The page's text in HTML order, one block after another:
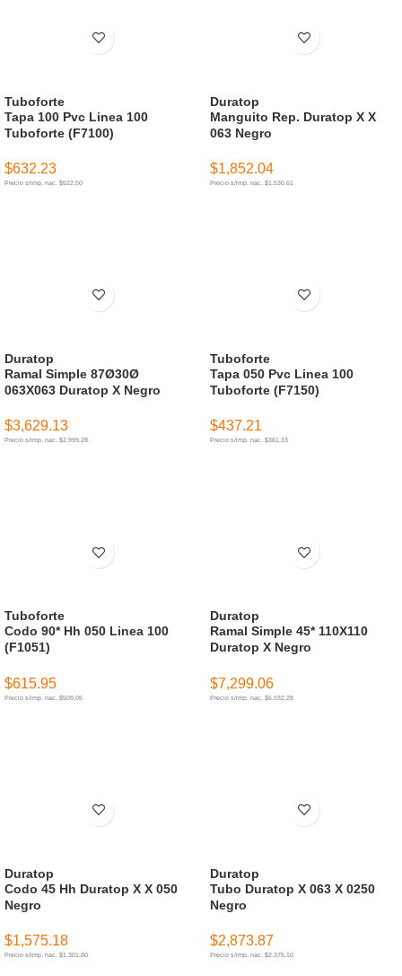
Tapa 100 Pvc Linea 100
Tuboforte (F7100)
Tuboforte
$632.23
Precio s/imp. nac. $522,50
Manguito Rep. Duratop X X
063 Negro
Duratop
$1,852.04
Precio s/imp. nac. $1.530,61
Ramal Simple 87Ø30Ø
063X063 Duratop X Negro
Duratop
$3,629.13
Precio s/imp. nac. $2.999,28
Tapa 050 Pvc Linea 100
Tuboforte (F7150)
Tuboforte
$437.21
Precio s/imp. nac. $361,33
Codo 90* Hh 050 Linea 100
(F1051)
Tuboforte
$615.95
Precio s/imp. nac. $509,05
Ramal Simple 45* 110X110
Duratop X Negro
Duratop
$7,299.06
Precio s/imp. nac. $6.032,28
Codo 45 Hh Duratop X X 050
Negro
Duratop
$1,575.18
Precio s/imp. nac. $1.301,80
Tubo Duratop X 063 X 0250
Negro
Duratop
$2,873.87
Precio s/imp. nac. $2.375,10